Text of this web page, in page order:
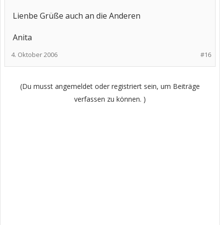
Lienbe Grüße auch an die Anderen
Anita
#16
4. Oktober 2006
(Du musst angemeldet oder registriert sein, um Beiträge
verfassen zu können. )